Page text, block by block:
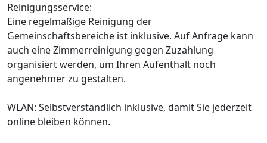
Reinigungsservice:
Eine regelmäßige Reinigung der
Gemeinschaftsbereiche ist inklusive. Auf Anfrage kann
auch eine Zimmerreinigung gegen Zuzahlung
organisiert werden, um Ihren Aufenthalt noch
angenehmer zu gestalten.
WLAN: Selbstverständlich inklusive, damit Sie jederzeit
online bleiben können.